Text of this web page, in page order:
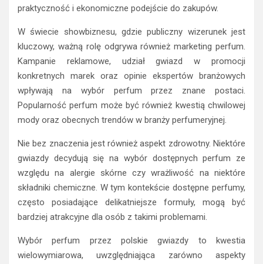
praktyczność i ekonomiczne podejście do zakupów.
W świecie showbiznesu, gdzie publiczny wizerunek jest
kluczowy, ważną rolę odgrywa również marketing perfum.
Kampanie reklamowe, udział gwiazd w promocji
konkretnych marek oraz opinie ekspertów branżowych
wpływają na wybór perfum przez znane postaci.
Popularność perfum może być również kwestią chwilowej
mody oraz obecnych trendów w branży perfumeryjnej.
Nie bez znaczenia jest również aspekt zdrowotny. Niektóre
gwiazdy decydują się na wybór dostępnych perfum ze
względu na alergie skórne czy wrażliwość na niektóre
składniki chemiczne. W tym kontekście dostępne perfumy,
często posiadające delikatniejsze formuły, mogą być
bardziej atrakcyjne dla osób z takimi problemami.
Wybór perfum przez polskie gwiazdy to kwestia
wielowymiarowa, uwzględniająca zarówno aspekty